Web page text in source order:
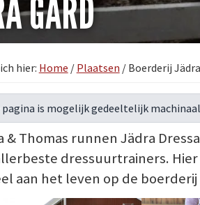
GÅRD
hier: Home / Plaatsen /Boerderij Jädra
pagina is mogelijk gedeeltelijk
& Thomas runnen Jädra
dressuurtrainers.
aan het leven op de